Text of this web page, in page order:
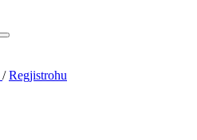
/Regjistrohu